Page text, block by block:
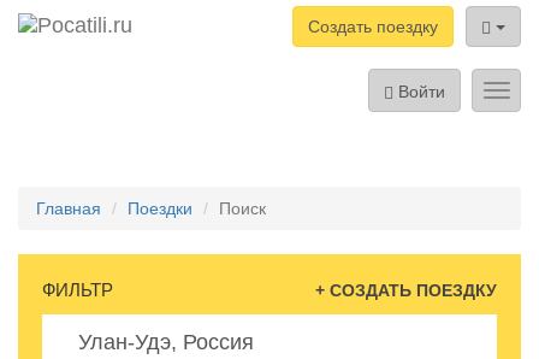
Создать поездку
Войти
Главная Поездки Поиск
ФИЛЬТР + СОЗДАТЬ ПОЕЗДКУ